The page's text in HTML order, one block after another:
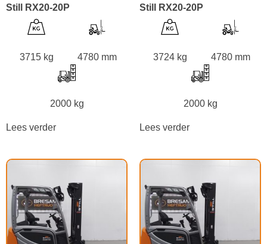
Still RX20-20P
3715 kg 4780 mm
2000 kg
Lees verder
Still RX20-20P
3724 kg 4780 mm
2000 kg
Lees verder